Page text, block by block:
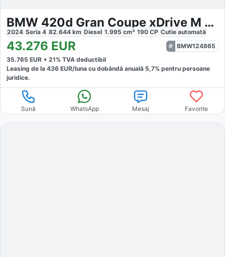
BMW 420d Gran Coupe xDrive M Sport
2024 Seria 4 82.644 km Diesel 1.995 cm³ 190 CP Cutie automată
43.276 EUR
BMW124865
35.765 EUR + 21% TVA deductibil
Leasing de la 436 EUR/luna cu dobăndă anuală 5,7% pentru persoane
juridice.
Sună WhatsApp Mesaj Favorite